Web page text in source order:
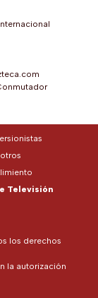
los derechos
la autorización
Televisión